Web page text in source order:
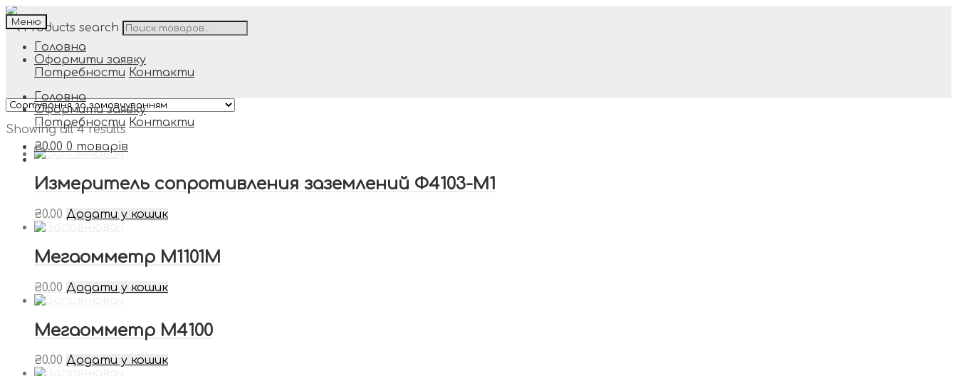
Перейти до навігації
Products search
Меню
Головна
Оформити заявку
Потребности Контакти
Головна
Оформити заявку
Потребности Контакти
₴0.00 0 товарів
Showing all 4 results
Измеритель сопротивления заземлений Ф4103-М1
₴0.00 Додати у кошик
Мегаомметр М1101М
₴0.00 Додати у кошик
Мегаомметр М4100
₴0.00 Додати у кошик